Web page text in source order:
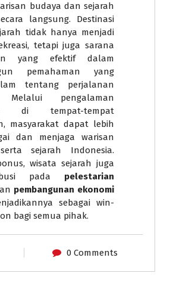
budaya dan sejarah
langsung. Destinasi
tidak hanya menjadi
tetapi juga sarana
yang efektif dalam
pemahaman yang
tentang perjalanan
Melalui pengalaman
di tempat-tempat
masyarakat dapat lebih
dan menjaga warisan
sejarah Indonesia.
wisata sejarah juga
pada pelestarian
pembangunan ekonomi
sebagai win-
bagi semua pihak.
0 Comments